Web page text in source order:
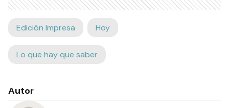
Edición Impresa Hoy
Lo que hay que saber
Autor